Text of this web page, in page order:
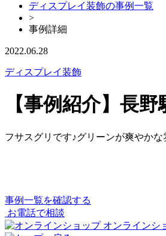
ディスプレイ装飾の事例一覧
>
事例詳細
2022.06.28
ディスプレイ装飾
【事例紹介】長
フサスグリです♪グリーンが爽やかな
事例一覧を確認する
お電話で相談
オンラインシ